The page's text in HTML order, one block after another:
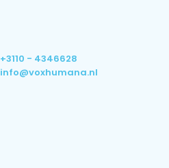
+3110 - 4346628
info@voxhumana.nl